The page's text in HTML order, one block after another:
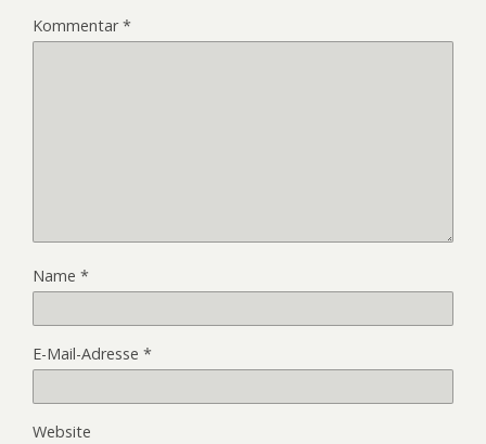
Kommentar*
Name *
E-Mail-Adresse *
Website